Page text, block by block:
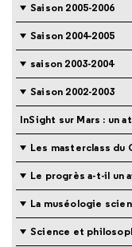
Saison 2005-2006
Saison 2004-2005
saison 2003-2004
Saison 2002-2003
InSight sur Mars : un
Les masterclass du
Le progrès a-t-il un
La muséologie
Science et